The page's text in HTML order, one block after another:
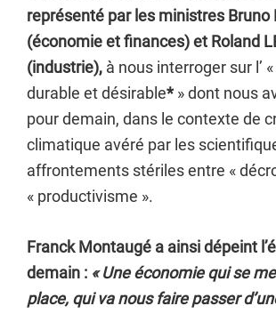
représenté par les ministres Bruno
(économie et finances) et Roland
(industrie), à nous interroger sur l’
durable et désirable*» dont nous
pour demain, dans le contexte de
climatique avéré par les
affrontements stériles entre «
« productivisme ».
Franck Montaugé a ainsi dépeint
demain : « Une économie qui se
place, qui va nous faire passer